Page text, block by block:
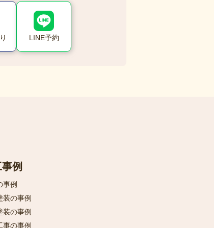
LINE予約
例
事例
装の事例
装の事例
事の事例